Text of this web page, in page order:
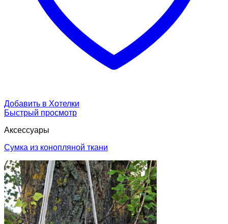
Добавить в Хотелки
Быстрый просмотр
Аксессуары
Сумка из конопляной ткани